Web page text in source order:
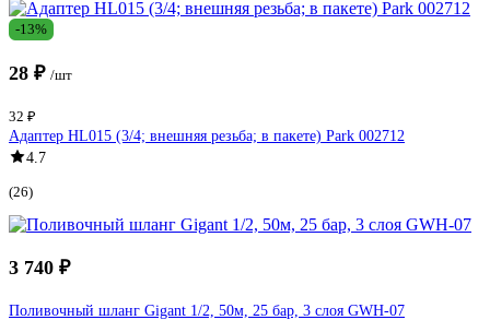
-13%
28 ₽ /шт
32 ₽
Адаптер HL015 (3/4; внешняя резьба; в пакете) Park 002712
4.7
(26)
3 740 ₽
Поливочный шланг Gigant 1/2, 50м, 25 бар, 3 слоя GWH-07